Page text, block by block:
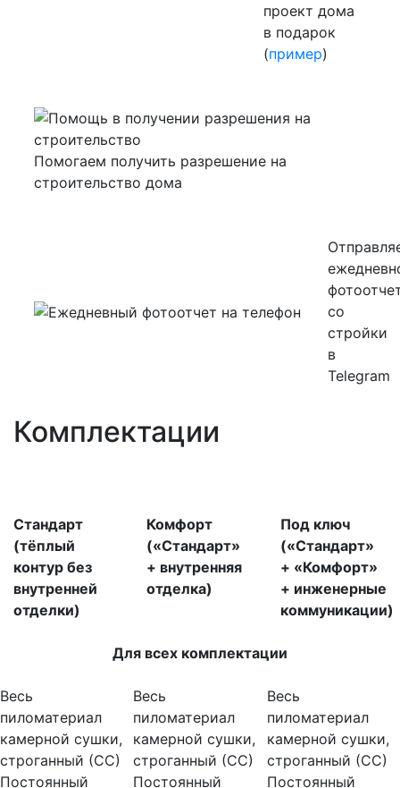
проект дома
в подарок
(пример)
Помогаем получить разрешение на
строительство дома
со
стройки
в
Telegram
Комплектации
Стандарт
(тёплый
контур без
внутренней
отделки)
Комфорт
(«Стандарт»
+ внутренняя
отделка)
Под ключ
(«Стандарт»
+ «Комфорт»
+ инженерные
коммуникации)
Для всех комплектации
Весь
пиломатериал
камерной сушки,
строганный (СС)
Постоянный
Весь
пиломатериал
камерной сушки,
строганный (СС)
Постоянный
Весь
пиломатериал
камерной сушки,
строганный (СС)
Постоянный